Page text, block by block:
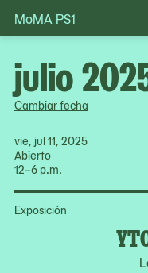
Skip
to
MoMA PS1
Cambiar fecha
vie, jul 11, 2025
Abierto
12–6 p.m.
Exposición
julio